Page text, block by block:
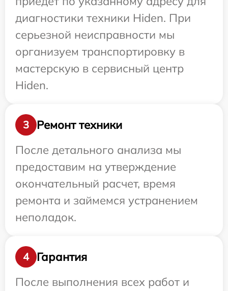
диагностики техники Hiden. При
серьезной неисправности мы
организуем транспортировку в
мастерскую в сервисный центр
Hiden.
3
Ремонт техники
После детального анализа мы
предоставим на утверждение
окончательный расчет, время
ремонта и займемся устранением
неполадок.
4
Гарантия
После выполнения всех работ и